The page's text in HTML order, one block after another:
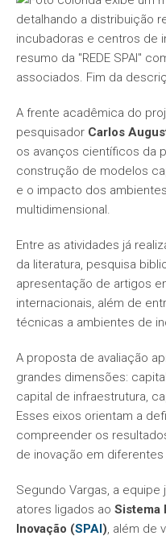
A frente acadêmica do
pesquisador Carlos
os avanços científicos da
construção de modelos
e o impacto dos
multidimensional.
Entre as atividades já
da literatura, pesquisa
apresentação de artigos
internacionais, além de
técnicas a ambientes de
A proposta de avaliação
grandes dimensões:
capital de infraestrutura,
Esses eixos orientam a
compreender os
de inovação em diferentes
Segundo Vargas, a
atores ligados ao Sistema
Inovação (SPAI), além de